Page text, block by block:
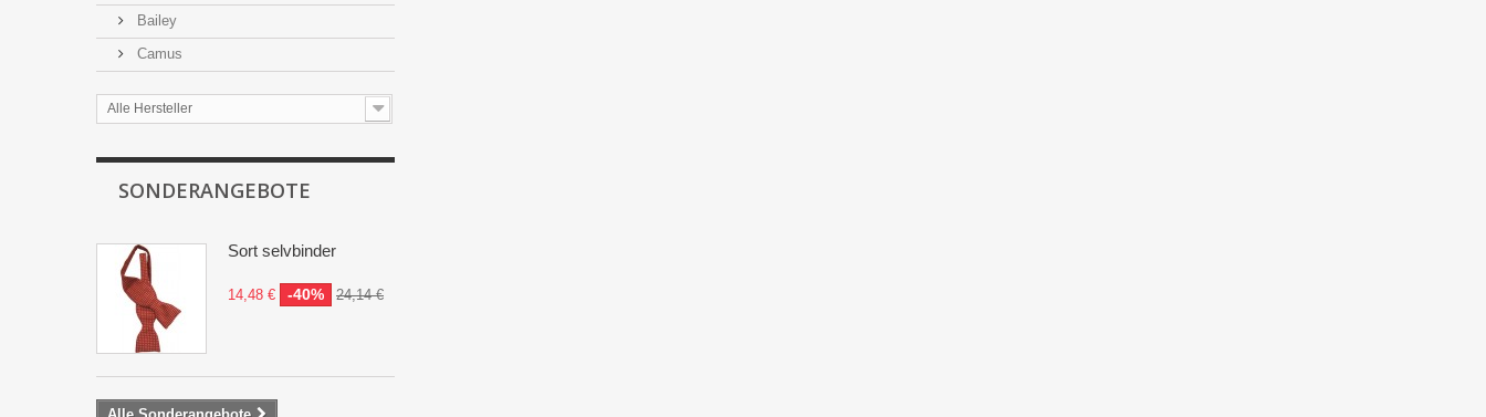
Bailey
Camus
Alle Hersteller
SONDERANGEBOTE
Sort selvbinder
14,48 € -40% 24,14 €